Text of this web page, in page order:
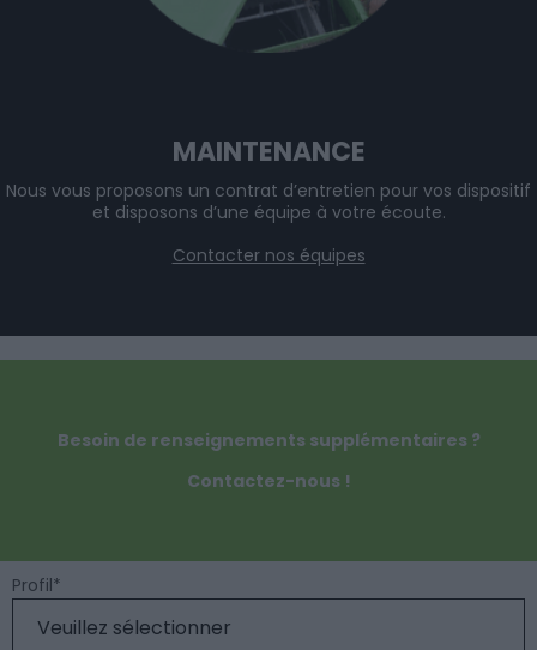
MAINTENANCE
Nous vous proposons un contrat d’entretien pour vos dispositif
et disposons d’une équipe à votre écoute.
Contacter nos équipes
Besoin de renseignements supplémentaires ?
Contactez-nous !
Profil*